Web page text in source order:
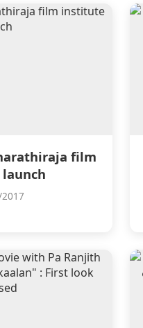
film